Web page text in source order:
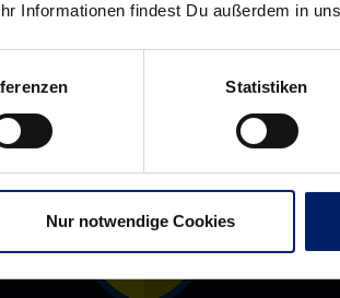
Informationen findest Du außerdem in
Statistiken
Nur notwendige Cookies
unglaublich“